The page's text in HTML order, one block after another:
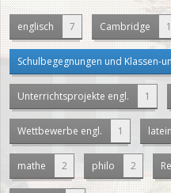
englisch 7 Cambridge 1
Schulbegegnungen und Klassen-
Unterrichtsprojekte engl. 1
Wettbewerbe engl. 1 latein
mathe 2 philo 2